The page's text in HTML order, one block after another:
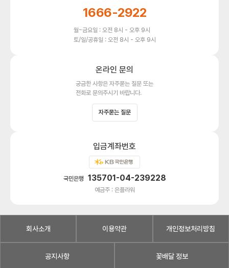
1666-2922
월~금요일 : 오전 8시 - 오후 9시
토/일/공휴일 : 오전 8시 - 오후 9시
온라인 문의
궁금한 사항은 자주묻는 질문 또는
전화로 문의주시기 바랍니다.
자주묻는 질문
입금계좌번호
국민은행 135701-04-239228
예금주 : 은플라워
회사소개 이용약관 개인정보처리방침
공지사항 꽃배달 정보